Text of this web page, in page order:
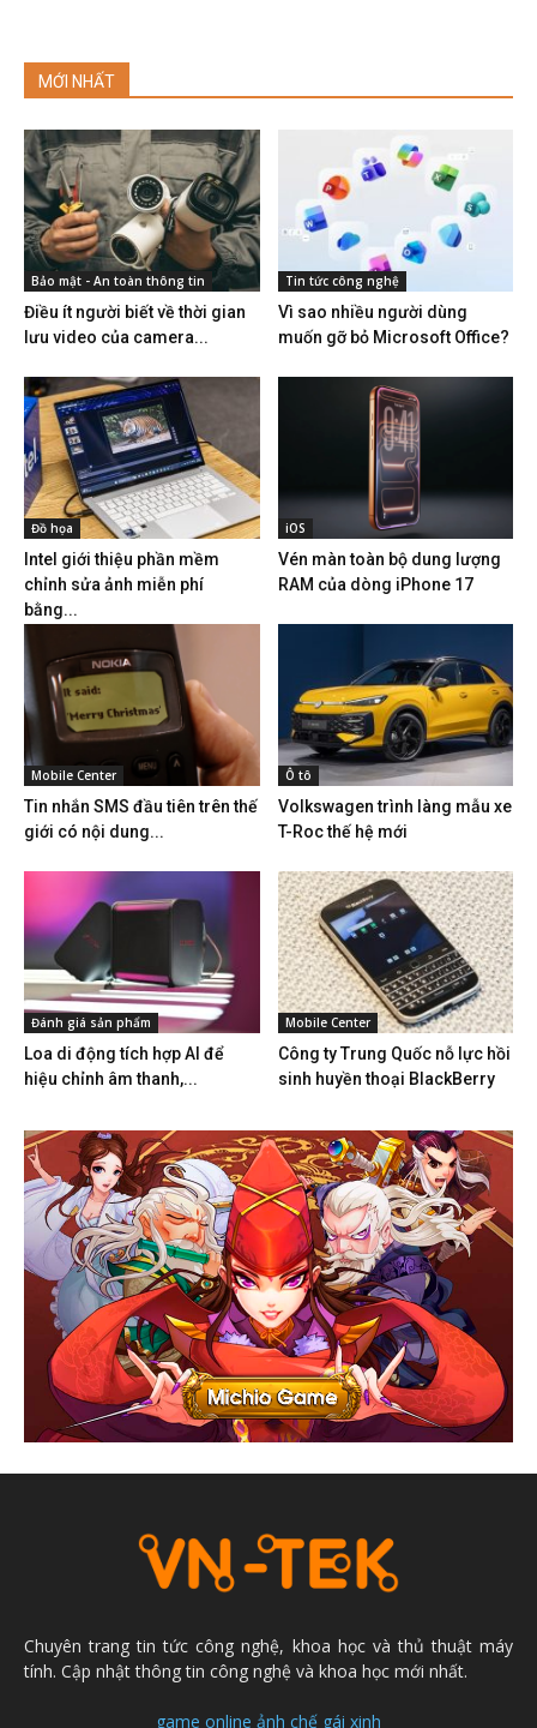
MỚI NHẤT
Bảo mật - An toàn thông tin
Điều ít người biết về thời gian
lưu video của camera...
Tin tức công nghệ
Vì sao nhiều người dùng
muốn gỡ bỏ Microsoft Office?
Đồ họa
Intel giới thiệu phần mềm
chỉnh sửa ảnh miễn phí
bằng...
iOS
Vén màn toàn bộ dung lượng
RAM của dòng iPhone 17
Mobile Center
Tin nhắn SMS đầu tiên trên thế
giới có nội dung...
Ô tô
Volkswagen trình làng mẫu xe
T-Roc thế hệ mới
Đánh giá sản phẩm
Loa di động tích hợp AI để
hiệu chỉnh âm thanh,...
Mobile Center
Công ty Trung Quốc nỗ lực hồi
sinh huyền thoại BlackBerry
Chuyên trang tin tức công nghệ, khoa học và thủ thuật máy
tính. Cập nhật thông tin công nghệ và khoa học mới nhất.
game online ảnh chế gái xinh